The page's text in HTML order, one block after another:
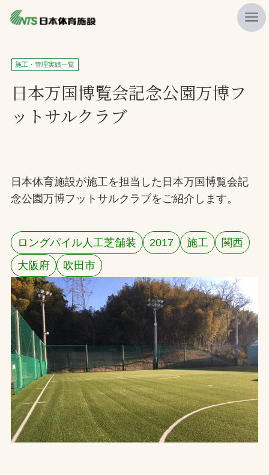
私たちの強み
ニュース
プレスリリース
施工・管理実績一覧
会社概要
採用情報
お問合せ
お取引先の皆様へ
プライバシーポリシー
ソーシャルメディアポリシー
Instagram
FacebookYouTube
施工・管理実績一覧
日本万国博覧会記念公園万博フ
ットサルクラブ
日本体育施設が施工を担当した日本万国博覧会記
念公園万博フットサルクラブをご紹介します。
ロングパイル人工芝舗装 2017 施工
関西
大阪府
吹田市